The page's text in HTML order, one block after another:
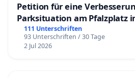
Petition für eine
Parksituation am Pfalzplatz
111 Unterschriften
93 Unterschriften / 30 Tage
2 Jul 2026